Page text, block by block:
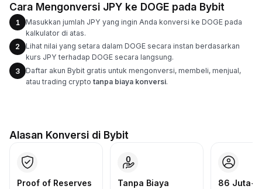
Cara Mengonversi JPY ke DOGE pada Bybit
1
Masukkan jumlah JPY yang ingin Anda konversi ke DOGE pada
kalkulator di atas.
2
Lihat nilai yang setara dalam DOGE secara instan berdasarkan
kurs JPY terhadap DOGE secara langsung.
3
Daftar akun Bybit gratis untuk mengonversi, membeli, menjual,
atau trading crypto tanpa biaya konversi.
Alasan Konversi di Bybit
Proof of Reserves
Tanpa Biaya
86 Juta+